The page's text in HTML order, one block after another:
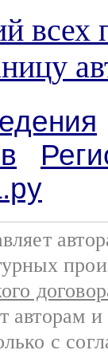
всех
авторам
с